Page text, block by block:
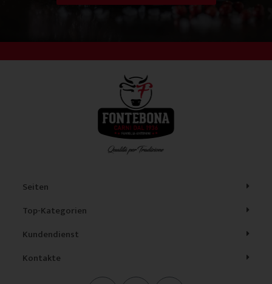
Seiten
Top-Kategorien
Kundendienst
Kontakte